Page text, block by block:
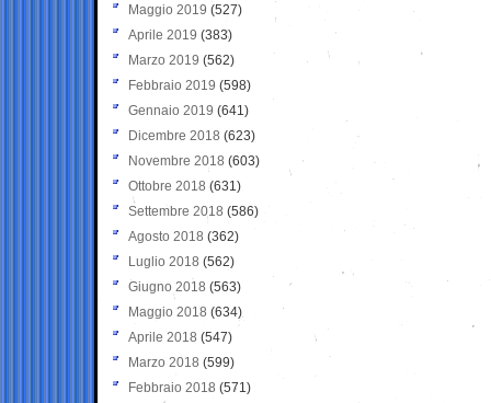
Maggio 2019 (527)
Aprile 2019 (383)
Marzo 2019 (562)
Febbraio 2019 (598)
Gennaio 2019 (641)
Dicembre 2018 (623)
Novembre 2018 (603)
Ottobre 2018 (631)
Settembre 2018 (586)
Agosto 2018 (362)
Luglio 2018 (562)
Giugno 2018 (563)
Maggio 2018 (634)
Aprile 2018 (547)
Marzo 2018 (599)
Febbraio 2018 (571)